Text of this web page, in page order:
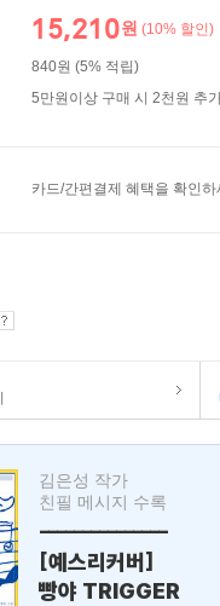
15,210원 (10% 할인)
840원 (5% 적립)
5만원이상 구매 시 2천원 추
카드/간편결제 혜택을 확인하
김은성 작가
친필 메시지 수록
---------------
[예스리커버]
빵야 TRIGGER